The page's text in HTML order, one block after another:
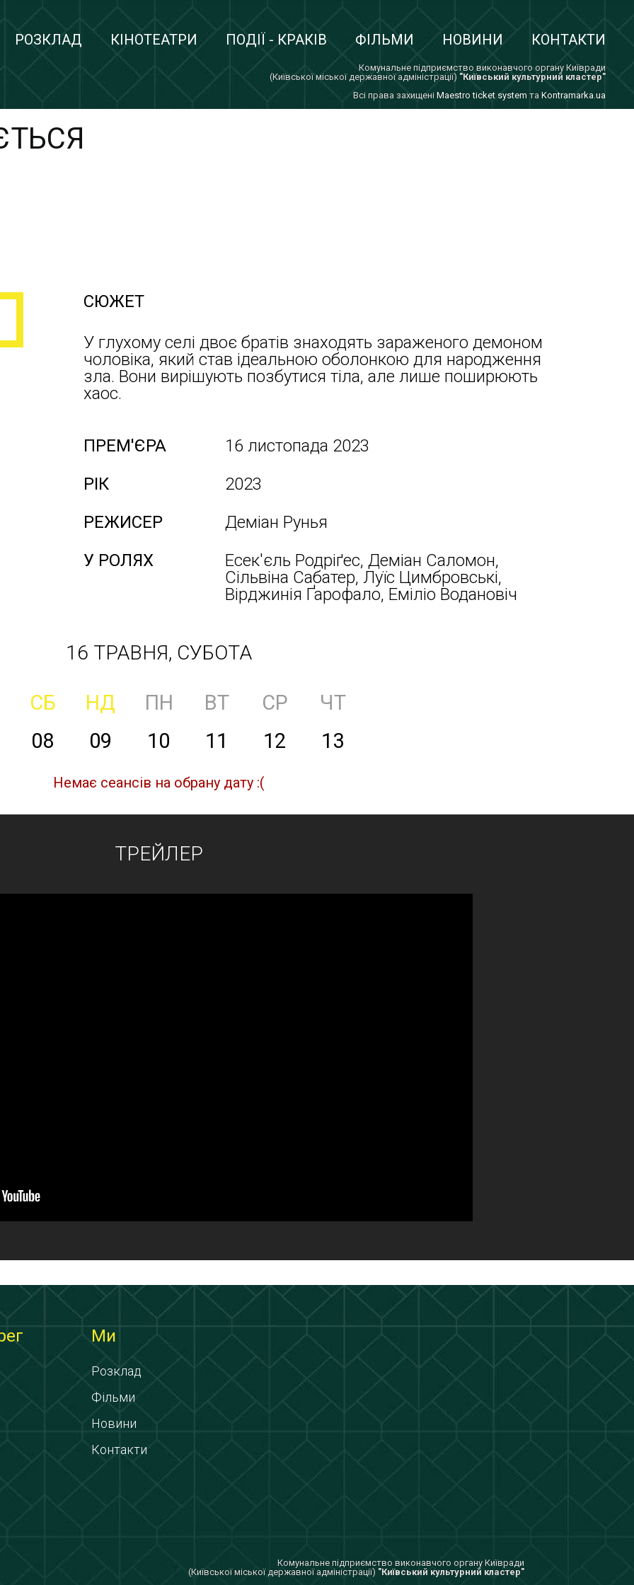
РОЗКЛАД КІНОТЕАТРИ ПОДІЇ - КРАКІВ ФІЛЬМИ НОВИНИ КОНТАКТИ
Комунальне підприємство виконавчого органу Київради
(Київської міської державної адміністрації) "Київський культурний кластер"
Всi права захищенi Maestro ticket system та Kontramarka.ua
СЮЖЕТ
У глухому селі двоє братів знаходять зараженого демоном
чоловіка, який став ідеальною оболонкою для народження
зла. Вони вирішують позбутися тіла, але лише поширюють
хаос.
ПРЕМ'ЄРА
16 листопада 2023
РІК
2023
РЕЖИСЕР
Деміан Рунья
У РОЛЯХ
Есек'єль Родріґес, Деміан Саломон,
Сільвіна Сабатер, Луїс Цимбровські,
Вірджинія Ґарофало, Еміліо Водановіч
16 ТРАВНЯ, СУБОТА
СБ НД ПН ВТ СР
ЧТ
08 09 10 11 12 13
Немає сеансів на обрану дату :(
ТРЕЙЛЕР
Ми
Розклад
Фільми
Новини
Контакти
Комунальне підприємство виконавчого органу Київради
(Київської міської державної адміністрації) "Київський культурний кластер"